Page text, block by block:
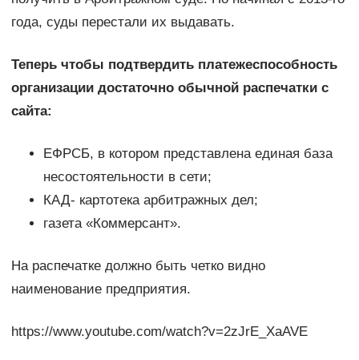
года, суды перестали их выдавать.
Теперь чтобы подтвердить платежеспособность
организации достаточно обычной распечатки с
сайта:
ЕФРСБ, в котором представлена единая база
несостоятельности в сети;
КАД- картотека арбитражных дел;
газета «Коммерсант».
На распечатке должно быть четко видно
наименование предприятия.
https://www.youtube.com/watch?v=2zJrE_XaAVE